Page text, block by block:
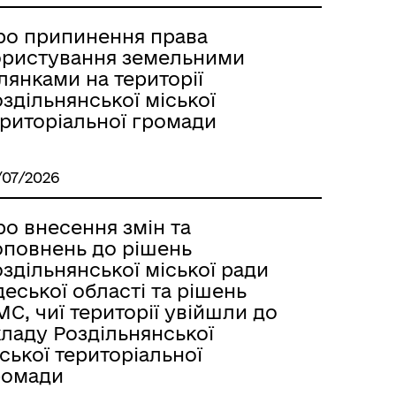
припинення права
земельними
на території
міської
громади
2026
внесення змін та
до рішень
міської ради
області та рішень
чиї території увійшли до
Роздільнянської
територіальної